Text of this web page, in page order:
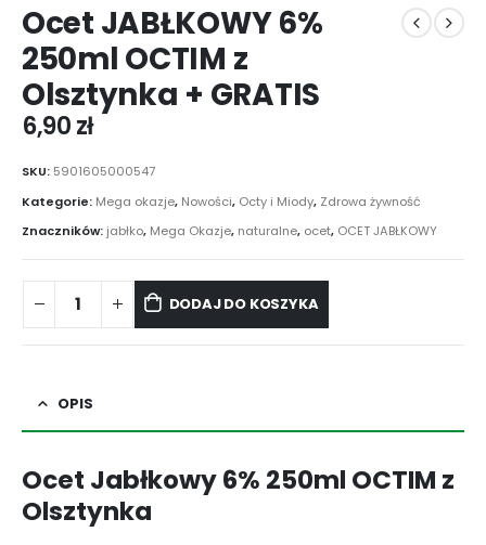
Ocet JABŁKOWY 6%
250ml OCTIM z
Olsztynka + GRATIS
6,90zł
SKU: 5901605000547
Kategorie: Mega okazje, Nowości, Octy i Miody, Zdrowa żywność
Znaczników: jabłko, Mega Okazje, naturalne, ocet, OCET JABŁKOWY
DODAJ DO KOSZYKA
OPIS
Ocet Jabłkowy 6% 250ml OCTIM z
Olsztynka